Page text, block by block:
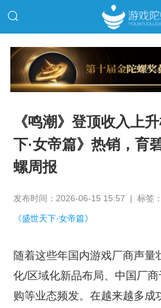
《鸣潮》登顶收入上
下·女帝篇》热销，育
螺周报
发布时间：2026-06-15 15:57 | 标签
《盛世天下·女帝篇》
随着这些年国内游戏厂商声量
化/区域化新品布局、中国厂
购等业态频发。在越来越多成